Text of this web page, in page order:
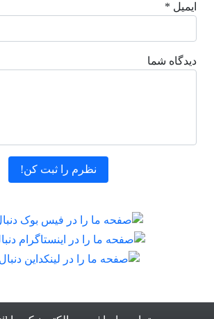
ایمیل *
دیدگاه شما